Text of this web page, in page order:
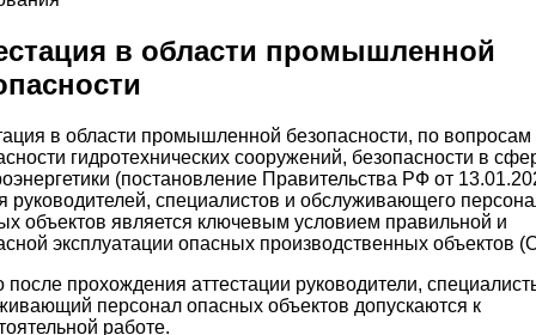
в области промышленной
в области промышленной безопасности, по вопросам
гидротехнических сооружений, безопасности в
(постановление Правительства РФ от
руководителей, специалистов и обслуживающего
объектов является ключевым условием правильной и
эксплуатации опасных производственных объектов
после прохождения аттестации руководители,
персонал опасных объектов допускаются к
работе.